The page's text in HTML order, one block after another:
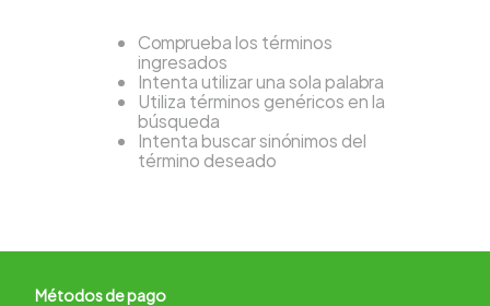
Comprueba los términos
ingresados
Intenta utilizar una sola palabra
Utiliza términos genéricos en la
búsqueda
Intenta buscar sinónimos del
término deseado
Métodos de pago